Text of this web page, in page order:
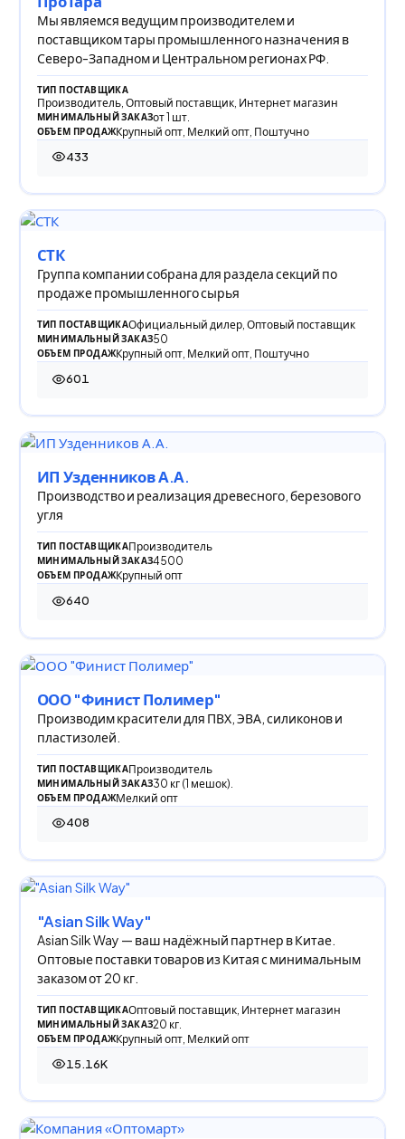
Мы являемся ведущим производителем и
поставщиком тары промышленного назначения в
Северо-Западном и Центральном регионах РФ.
ТИП ПОСТАВЩИКА
Производитель, Оптовый поставщик, Интернет магазин
МИНИМАЛЬНЫЙ ЗАКАЗот 1 шт.
ОБЪЕМ ПРОДАЖКрупный опт, Мелкий опт, Поштучно
433
433 просмотра
СТК
Группа компании собрана для раздела секций по
продаже промышленного сырья
ТИП ПОСТАВЩИКАОфициальный дилер, Оптовый поставщик
МИНИМАЛЬНЫЙ ЗАКАЗ50
ОБЪЕМ ПРОДАЖКрупный опт, Мелкий опт, Поштучно
601
601 просмотр
ИП Узденников А.А.
Производство и реализация древесного, березового
угля
ТИП ПОСТАВЩИКАПроизводитель
МИНИМАЛЬНЫЙ ЗАКАЗ4500
ОБЪЕМ ПРОДАЖКрупный опт
640
640 просмотров
ООО "Финист Полимер"
Производим красители для ПВХ, ЭВА, силиконов и
пластизолей.
ТИП ПОСТАВЩИКАПроизводитель
МИНИМАЛЬНЫЙ ЗАКАЗ30 кг (1 мешок).
ОБЪЕМ ПРОДАЖМелкий опт
408
408 просмотров
"Asian Silk Way"
Asian Silk Way — ваш надёжный партнер в Китае.
Оптовые поставки товаров из Китая с минимальным
заказом от 20 кг.
ТИП ПОСТАВЩИКАОптовый поставщик, Интернет магазин
МИНИМАЛЬНЫЙ ЗАКАЗ20 кг.
ОБЪЕМ ПРОДАЖКрупный опт, Мелкий опт
15.16K
15 160 просмотров